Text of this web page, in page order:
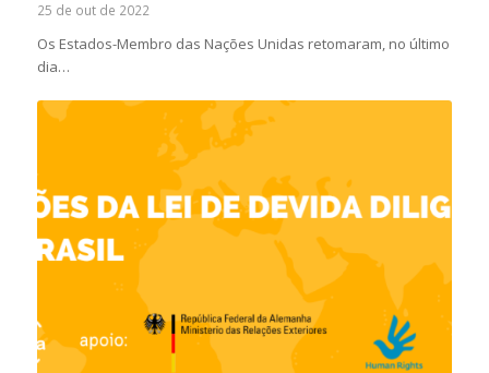
25 de out de 2022
Os Estados-Membro das Nações Unidas retomaram, no último
dia…